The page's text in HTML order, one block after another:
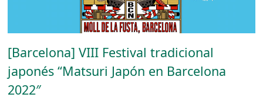
[Barcelona] VIII Festival tradicional
japonés “Matsuri Japón en Barcelona
2022″